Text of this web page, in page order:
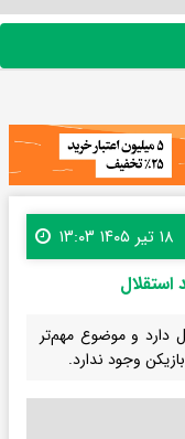
۱۸ تیر ۱۴۰۵ ۱۳:۰۳
دارد و موضوع مهم‌تر
وجود ندارد.